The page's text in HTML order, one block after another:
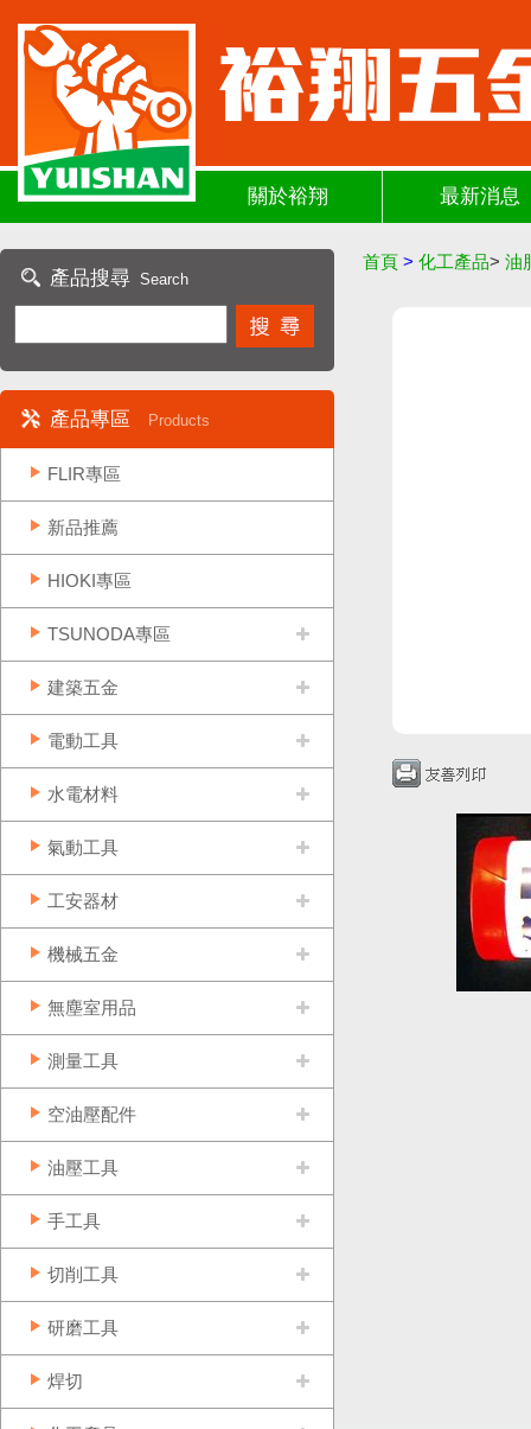
關於裕翔 最新消息
產品搜尋 Search
產品專區 Products
FLIR專區
新品推薦
HIOKI專區
TSUNODA專區
建築五金
電動工具
水電材料
氣動工具
工安器材
機械五金
無塵室用品
測量工具
空油壓配件
油壓工具
手工具
切削工具
研磨工具
焊切
首頁 > 化工產品> 油